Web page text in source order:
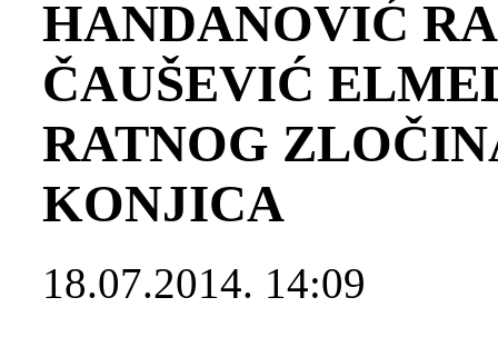
HANDANOVIĆ
ČAUŠEVIĆ
RATNOG
KONJICA
18.07.2014. 14:09